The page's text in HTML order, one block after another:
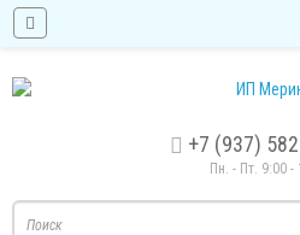
+7 (937)
Пн. - Пт. 9:00 -